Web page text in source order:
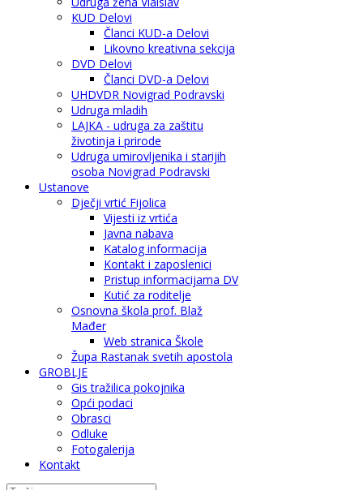
KUD Delovi
Članci KUD-a Delovi
Likovno kreativna sekcija
DVD Delovi
Članci DVD-a Delovi
UHDVDR Novigrad Podravski
Udruga mladih
LAJKA - udruga za zaštitu
životinja i prirode
Udruga umirovljenika i starijih
osoba Novigrad Podravski
Ustanove
Dječji vrtić Fijolica
Vijesti iz vrtića
Javna nabava
Katalog informacija
Kontakt i zaposlenici
Pristup informacijama DV
Kutić za roditelje
Osnovna škola prof. Blaž
Mađer
Web stranica Škole
Župa Rastanak svetih apostola
GROBLJE
Gis tražilica pokojnika
Opći podaci
Obrasci
Odluke
Fotogalerija
Kontakt